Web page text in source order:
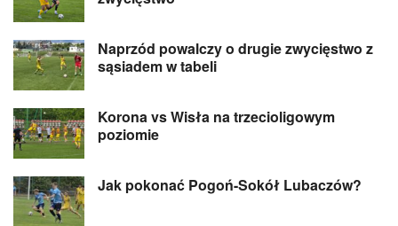
Naprzód powalczy o drugie zwycięstwo z
sąsiadem w tabeli
Korona vs Wisła na trzecioligowym
poziomie
Jak pokonać Pogoń-Sokół Lubaczów?